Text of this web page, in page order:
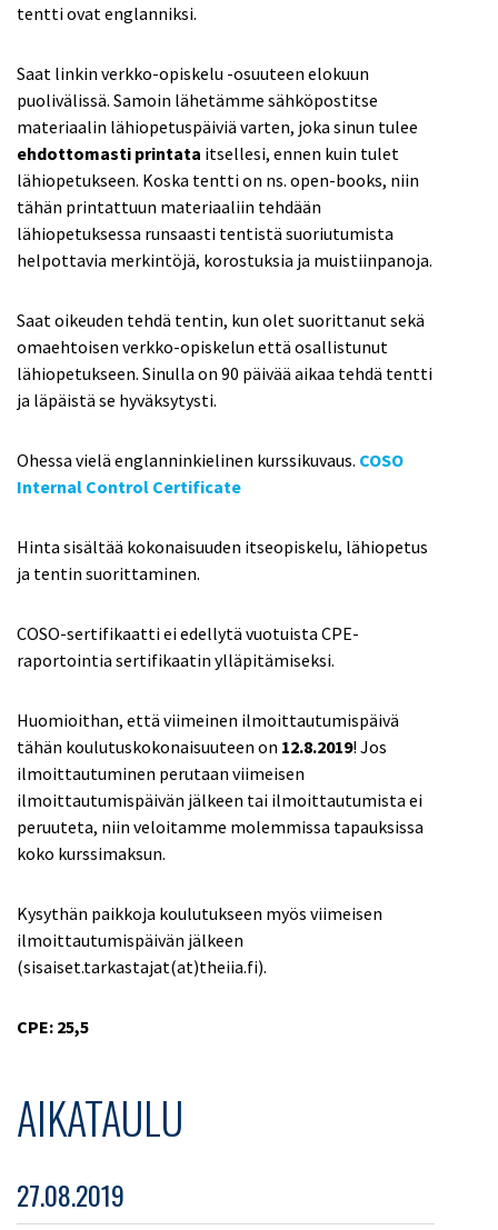
tentti ovat englanniksi.
Saat linkin verkko-opiskelu -osuuteen elokuun
puolivälissä. Samoin lähetämme sähköpostitse
materiaalin lähiopetuspäiviä varten, joka sinun tulee
ehdottomasti printata itsellesi, ennen kuin tulet
lähiopetukseen. Koska tentti on ns. open-books, niin
tähän printattuun materiaaliin tehdään
lähiopetuksessa runsaasti tentistä suoriutumista
helpottavia merkintöjä, korostuksia ja muistiinpanoja.
Saat oikeuden tehdä tentin, kun olet suorittanut sekä
omaehtoisen verkko-opiskelun että osallistunut
lähiopetukseen. Sinulla on 90 päivää aikaa tehdä tentti
ja läpäistä se hyväksytysti.
Ohessa vielä englanninkielinen kurssikuvaus. COSO
Internal Control Certificate
Hinta sisältää kokonaisuuden itseopiskelu, lähiopetus
ja tentin suorittaminen.
COSO-sertifikaatti ei edellytä vuotuista CPE-
raportointia sertifikaatin ylläpitämiseksi.
Huomioithan, että viimeinen ilmoittautumispäivä
tähän koulutuskokonaisuuteen on 12.8.2019! Jos
ilmoittautuminen perutaan viimeisen
ilmoittautumispäivän jälkeen tai ilmoittautumista ei
peruuteta, niin veloitamme molemmissa tapauksissa
koko kurssimaksun.
Kysythän paikkoja koulutukseen myös viimeisen
ilmoittautumispäivän jälkeen
(sisaiset.tarkastajat(at)theiia.fi).
CPE: 25,5
AIKATAULU
27.08.2019